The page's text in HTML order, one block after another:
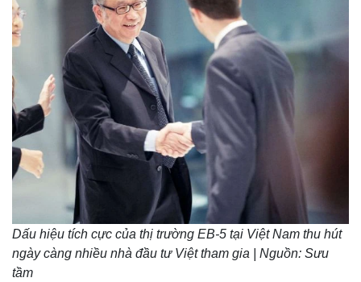
Dấu hiệu tích cực của thị trường EB-5 tại Việt Nam thu hút
ngày càng nhiều nhà đầu tư Việt tham gia | Nguồn: Sưu
tầm